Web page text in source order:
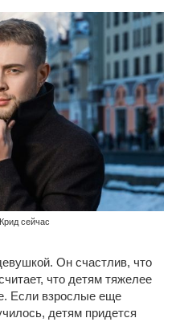
сейчас
Он счастлив, что
что детям тяжелее
Если взрослые еще
детям придется